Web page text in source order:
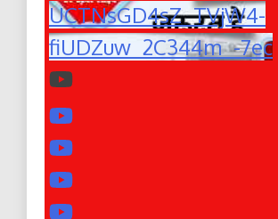
UCTNsGD4sZ_TVjW4-
fiUDZuw_2C344m_-7ec